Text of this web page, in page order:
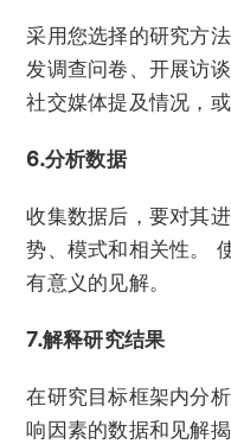
采用您选择的研究方
发调查问卷、开展访
社交媒体提及情况，
6.分析数据
收集数据后，要对其
势、模式和相关性。
有意义的见解。
7.解释研究结果
在研究目标框架内分
响因素的数据和见解